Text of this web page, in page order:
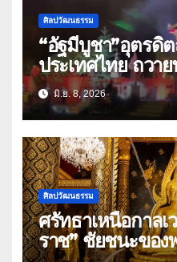
ศิลปวัฒนธรรม
“อัฐมีบูชา”อุตรดิ
ประเทศไทย ถวา
ศพ”พระสัมมาสัม
มิ.ย. 8, 2026
ศิลปวัฒนธรรม
ศรัทธาเหนือกาล
ราช” ชัยชนะของ